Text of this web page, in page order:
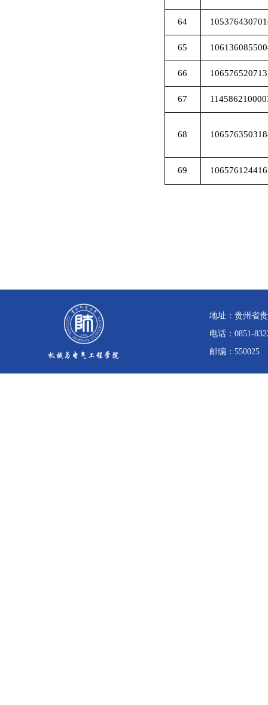
64
65
66
67
68
69
地址：贵州省
电话：0851-
邮编：550025